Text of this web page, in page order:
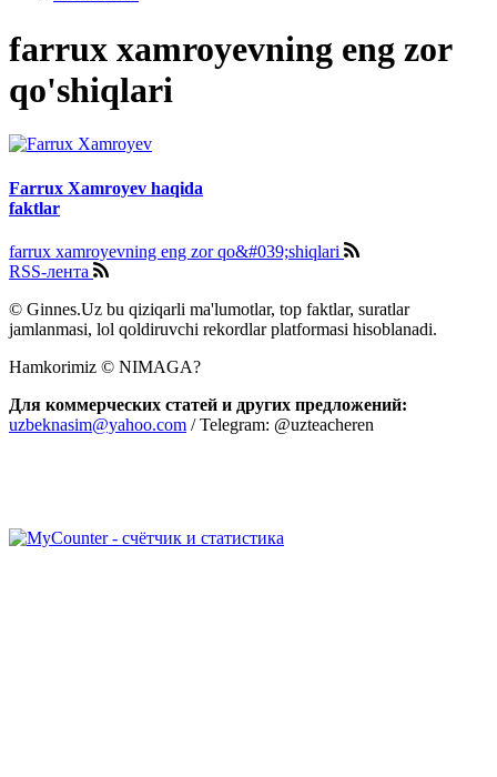
farrux xamroyevning eng zor
qo'shiqlari
Farrux Xamroyev haqida
faktlar
farrux xamroyevning eng zor qo&#039;shiqlari
RSS-лента
© Ginnes.Uz bu qiziqarli ma'lumotlar, top faktlar, suratlar
jamlanmasi, lol qoldiruvchi rekordlar platformasi hisoblanadi.
Hamkorimiz © NIMAGA?
Для коммерческих статей и других предложений:
uzbeknasim@yahoo.com / Telegram: @uzteacheren